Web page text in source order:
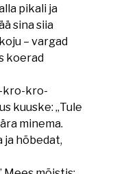
pikali ja
sina siia
– vargad
koerad
kro-kro-
kuuske: „Tule
minema.
ja hõbedat,